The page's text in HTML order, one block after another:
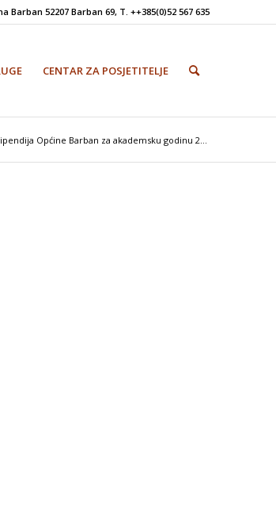
Barban 52207 Barban 69, T. ++385(0)52 567 635
CENTAR ZA POSJETITELJE
Općine Barban za akademsku godinu 2...